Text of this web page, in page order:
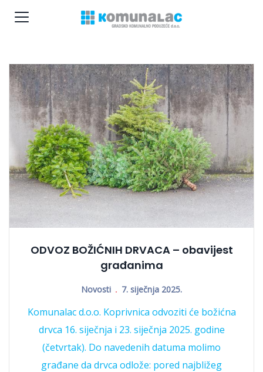
ODVOZ BOŽIĆNIH DRVACA – obavijest
građanima
Novosti 7. siječnja 2025.
Komunalac d.o.o. Koprivnica odvoziti će božićna
drvca 16. siječnja i 23. siječnja 2025. godine
(četvrtak). Do navedenih datuma molimo
građane da drvca odlože: pored najbližeg